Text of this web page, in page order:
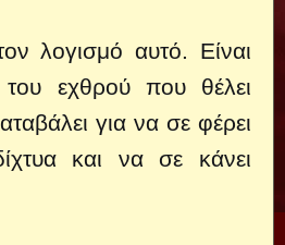
λογισμό αυτό. Είναι
του εχθρού που θέλει
για να σε φέρει
και να σε κάνει